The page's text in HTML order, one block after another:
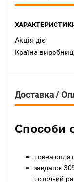
Акція діє
Країна
Доставка /
Способи
повна
завдаток
поточний